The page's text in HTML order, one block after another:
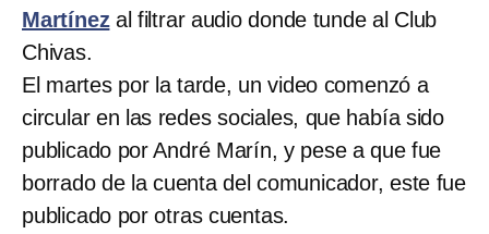
Martínezal filtrar audio donde tunde al Club
Chivas.
El martes por la tarde, un video comenzó a
circular en las redes sociales, que había sido
publicado por André Marín, y pese a que fue
borrado de la cuenta del comunicador, este fue
publicado por otras cuentas.